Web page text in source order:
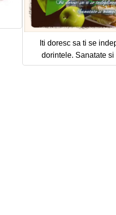
Iti doresc sa ti se
dorintele. Sanatate